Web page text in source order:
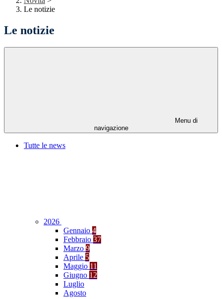
Le notizie
Le notizie
Menu di
navigazione
Tutte le news
2026
Gennaio 4
Febbraio 37
Marzo 9
Aprile 5
Maggio 11
Giugno 12
Luglio
Agosto